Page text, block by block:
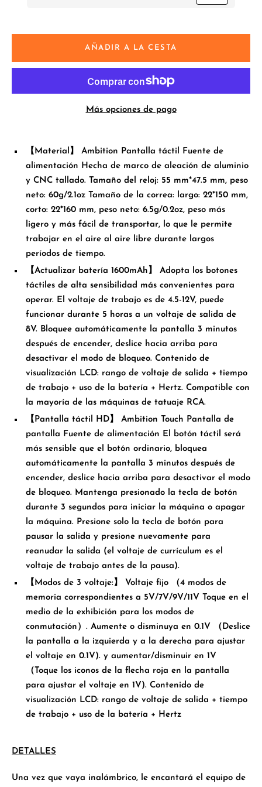
AÑADIR A LA CESTA
Más opciones de pago
【Material】 Ambition Pantalla táctil Fuente de
alimentación Hecha de marco de aleación de aluminio
y CNC tallado. Tamaño del reloj: 55 mm*47.5 mm, peso
neto: 60g/2.1oz Tamaño de la correa: largo: 22*150 mm,
corto: 22*160 mm, peso neto: 6.5g/0.2oz, peso más
ligero y más fácil de transportar, lo que le permite
trabajar en el aire al aire libre durante largos
períodos de tiempo.
【Actualizar batería 1600mAh】 Adopta los botones
táctiles de alta sensibilidad más convenientes para
operar. El voltaje de trabajo es de 4.5-12V, puede
funcionar durante 5 horas a un voltaje de salida de
8V. Bloquee automáticamente la pantalla 3 minutos
después de encender, deslice hacia arriba para
desactivar el modo de bloqueo. Contenido de
visualización LCD: rango de voltaje de salida + tiempo
de trabajo + uso de la batería + Hertz. Compatible con
la mayoría de las máquinas de tatuaje RCA.
【Pantalla táctil HD】 Ambition Touch Pantalla de
pantalla Fuente de alimentación El botón táctil será
más sensible que el botón ordinario, bloquea
automáticamente la pantalla 3 minutos después de
encender, deslice hacia arriba para desactivar el modo
de bloqueo. Mantenga presionado la tecla de botón
durante 3 segundos para iniciar la máquina o apagar
la máquina. Presione solo la tecla de botón para
pausar la salida y presione nuevamente para
reanudar la salida (el voltaje de currículum es el
voltaje de trabajo antes de la pausa).
【Modos de 3 voltaje:】 Voltaje fijo （4 modos de
memoria correspondientes a 5V/7V/9V/11V Toque en el
medio de la exhibición para los modos de
conmutación）. Aumente o disminuya en 0.1V （Deslice
la pantalla a la izquierda y a la derecha para ajustar
el voltaje en 0.1V). y aumentar/disminuir en 1V
（Toque los iconos de la flecha roja en la pantalla
para ajustar el voltaje en 1V). Contenido de
visualización LCD: rango de voltaje de salida + tiempo
de trabajo + uso de la batería + Hertz
DETALLES
Una vez que vaya inalámbrico, le encantará el equipo de